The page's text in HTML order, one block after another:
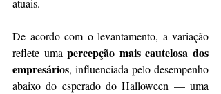
atuais.
De acordo com o levantamento, a variação
reflete uma percepção mais cautelosa dos
empresários, influenciada pelo desempenho
abaixo do esperado do Halloween — uma